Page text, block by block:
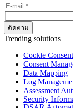
Trending solutions
Cookie
Consent
Data Mapping
Log
Assessment
Security